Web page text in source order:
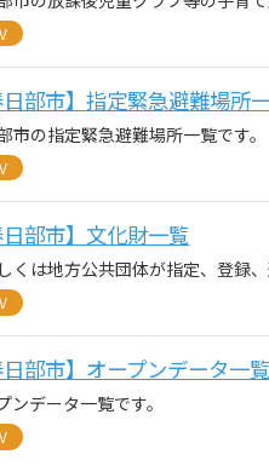
日部市】指定緊急避難場所
市の指定緊急避難場所一覧です。
日部市】文化財一覧
くは地方公共団体が指定、登録
日部市】オープンデータ一覧
ンデータ一覧です。